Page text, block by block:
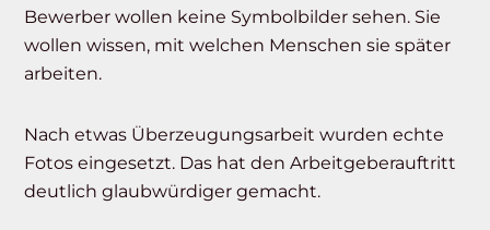
Bewerber wollen keine Symbolbilder sehen. Sie
wollen wissen, mit welchen Menschen sie später
arbeiten.
Nach etwas Überzeugungsarbeit wurden echte
Fotos eingesetzt. Das hat den Arbeitgeberauftritt
deutlich glaubwürdiger gemacht.